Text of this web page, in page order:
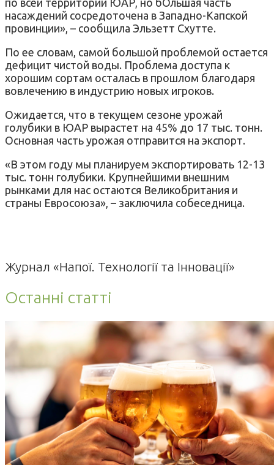
насаждений сосредоточена в Западно-Капской
провинции», – сообщила Эльзетт Схутте.
По ее словам, самой большой проблемой остается
дефицит чистой воды. Проблема доступа к
хорошим сортам осталась в прошлом благодаря
вовлечению в индустрию новых игроков.
Ожидается, что в текущем сезоне урожай
голубики в ЮАР вырастет на 45% до 17 тыс. тонн.
Основная часть урожая отправится на экспорт.
«В этом году мы планируем экспортировать 12-13
тыс. тонн голубики. Крупнейшими внешним
рынками для нас остаются Великобритания и
страны Евросоюза», – заключила собеседница.
Журнал «Напої. Технології та Інновації»
Останні статті